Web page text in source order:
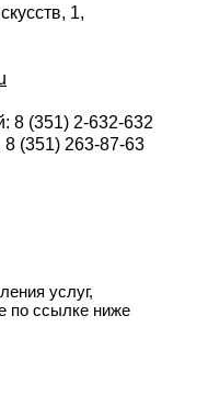
1,
8 (351) 2-632-632
(351) 263-87-63
услуг,
по ссылке ниже